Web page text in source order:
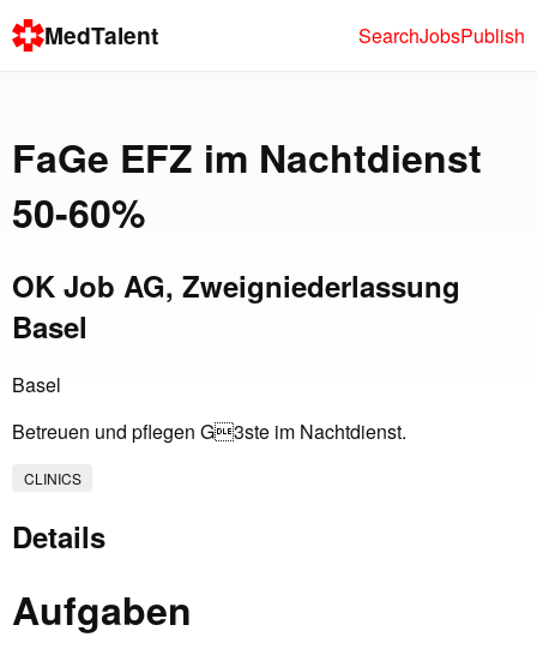
MedTalent SearchJobsPublish
FaGe EFZ im Nachtdienst
50-60%
OK Job AG, Zweigniederlassung
Basel
Basel
Betreuen und pflegen G3ste im Nachtdienst.
CLINICS
Details
Aufgaben